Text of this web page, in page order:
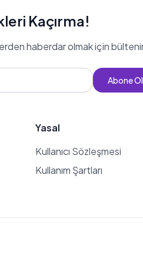
Kaçırma!
haberdar olmak için
Abone Ol
Yasal
Kullanıcı Sözleşmesi
Kullanım Şartları